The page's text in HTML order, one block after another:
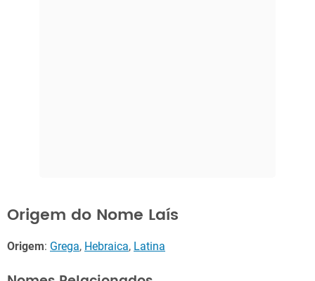
Origem do Nome Laís
Origem: Grega, Hebraica, Latina